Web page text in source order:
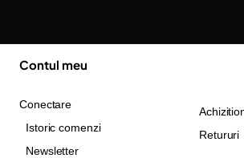
Contul meu
Conectare
Istoric comenzi
Newsletter
Retururi